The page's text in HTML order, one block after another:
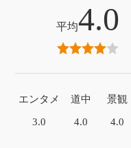
4.0
エンタメ
3.0
道中
4.0
景観
4.0